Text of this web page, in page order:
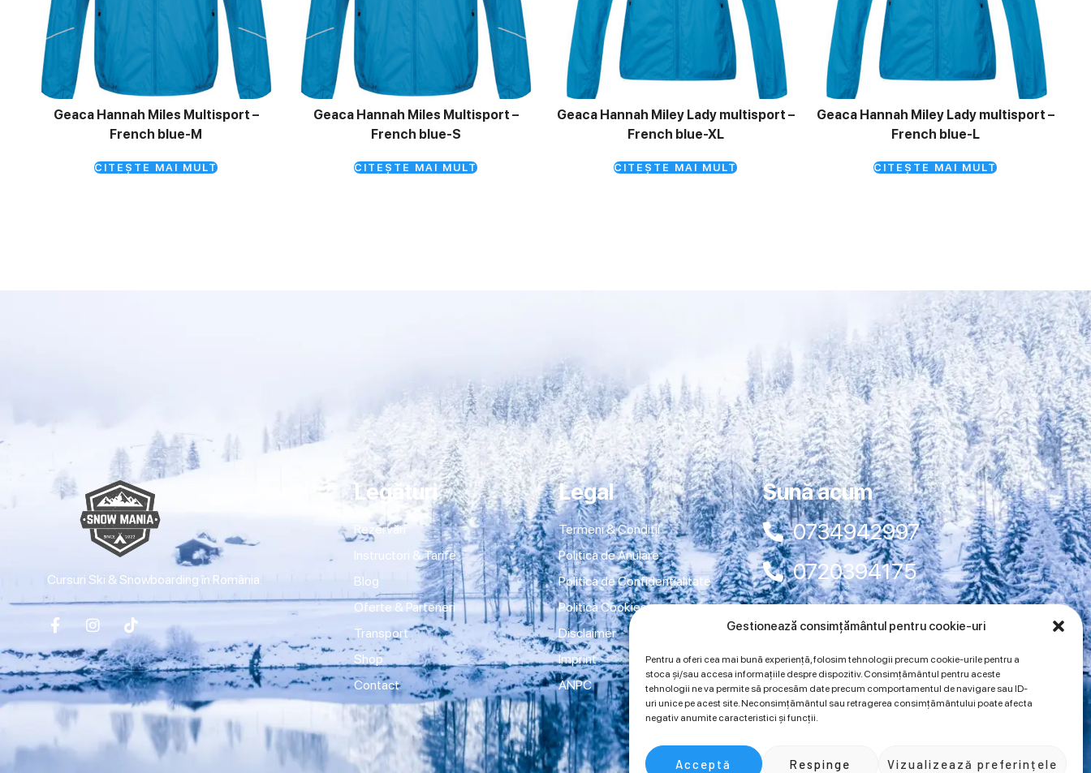
Gestionează consimțământul pentru cookie-uri
Pentru a oferi cea mai bună experiență, folosim tehnologii precum cookie-urile pentru a
stoca și/sau accesa informațiile despre dispozitiv. Consimțământul pentru aceste
tehnologii ne va permite să procesăm date precum comportamentul de navigare sau ID-
uri unice pe acest site. Neconsimțământul sau retragerea consimțământului poate afecta
negativ anumite caracteristici și funcții.
Acceptă Respinge Vizualizează preferințele
Geaca Hannah Miles Multisport –
French blue-M
CITEȘTE MAI MULT
Geaca Hannah Miles Multisport –
French blue-S
CITEȘTE MAI MULT
Geaca Hannah Miley Lady multisport –
French blue-XL
CITEȘTE MAI MULT
Geaca Hannah Miley Lady multisport –
French blue-L
CITEȘTE MAI MULT
Cursuri Ski & Snowboarding în România.
Legături
Rezervări
Instructori & Tarife
Blog
Oferte & Parteneri
Transport
Shop
Contact
Legal
Termeni & Condiții
Politica de Anulare
Politica de Confidențialitate
Politica Cookies
Disclaimer
Imprint
ANPC
Sună acum
0734942997
0720394175